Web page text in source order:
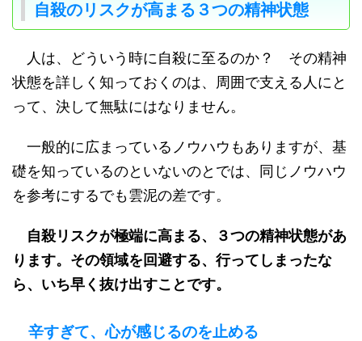
自殺のリスクが高まる３つの精神状態
人は、どういう時に自殺に至るのか？ その精神
状態を詳しく知っておくのは、周囲で支える人にと
って、決して無駄にはなりません。
一般的に広まっているノウハウもありますが、基
礎を知っているのといないのとでは、同じノウハウ
を参考にするでも雲泥の差です。
自殺リスクが極端に高まる、３つの精神状態があ
ります。その領域を回避する、行ってしまったな
ら、いち早く抜け出すことです。
辛すぎて、心が感じるのを止める